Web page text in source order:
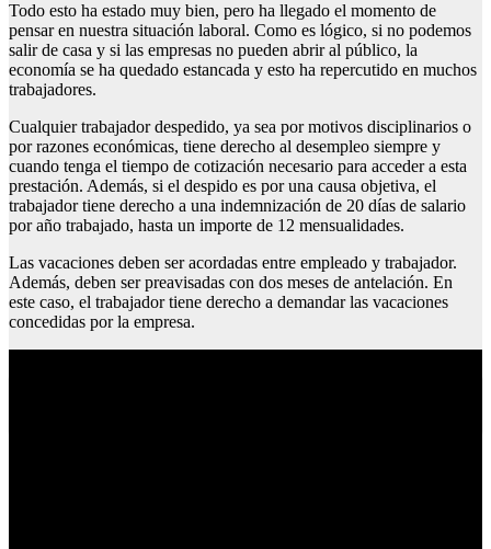
Todo esto ha estado muy bien, pero ha llegado el momento de
pensar en nuestra situación laboral. Como es lógico, si no podemos
salir de casa y si las empresas no pueden abrir al público, la
economía se ha quedado estancada y esto ha repercutido en muchos
trabajadores.
Cualquier trabajador despedido, ya sea por motivos disciplinarios o
por razones económicas, tiene derecho al desempleo siempre y
cuando tenga el tiempo de cotización necesario para acceder a esta
prestación. Además, si el despido es por una causa objetiva, el
trabajador tiene derecho a una indemnización de 20 días de salario
por año trabajado, hasta un importe de 12 mensualidades.
Las vacaciones deben ser acordadas entre empleado y trabajador.
Además, deben ser preavisadas con dos meses de antelación. En
este caso, el trabajador tiene derecho a demandar las vacaciones
concedidas por la empresa.